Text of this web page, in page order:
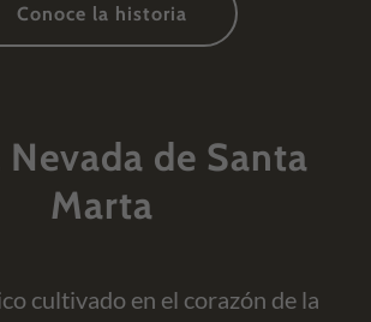
Conoce la historia
de Santa
Marta
cultivado en el corazón de la